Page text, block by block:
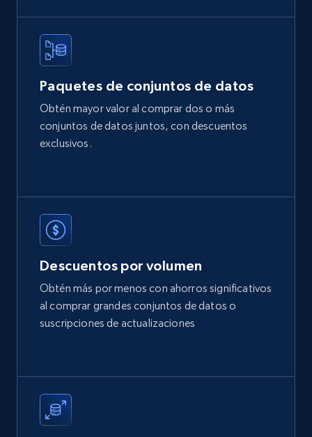
Etsy
price, and more.
eCommerce
323+
price, Final price, Final price high, Currency, and
more.
Paquetes de conjuntos de datos
Obtén mayor valor al comprar dos o más
conjuntos de datos juntos, con descuentos
exclusivos.
Descuentos por volumen
Obtén más por menos con ahorros significativos
al comprar grandes conjuntos de datos o
suscripciones de actualizaciones